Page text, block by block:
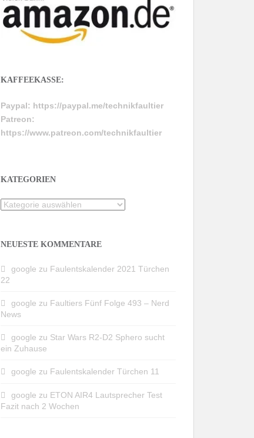
KAFFEEKASSE:
Paypal: https://paypal.me/technikfaultier
Patreon:
https://www.patreon.com/technikfaultier
KATEGORIEN
Kategorien
NEUESTE KOMMENTARE
google zu Faulentskalender 2021 Türchen
22
google zu Faultiers Fünf Folge 493 – Nerd
News
google zu Star Wars R2-D2 Sphero sucht
ein Zuhause
google zu Faulentskalender Türchen 11
google zu ETON AIR4 Lautsprecher Test
Fazit nach 2 Wochen